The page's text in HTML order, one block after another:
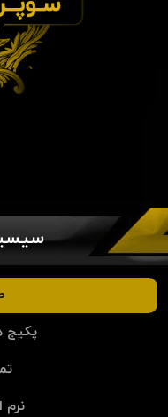
پکیج
نرم